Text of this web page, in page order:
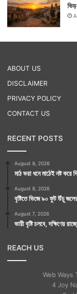
ABOUT US
DISCLAIMER
PRIVACY POLICY
CONTACT US
RECENT POSTS
August 8, 2026
মাঠ ভরা ধনে মাঠেই নষ্ট
August 8, 2026
বৃষ্টিতে ভিজে ৯০ ফুট উঁচু
August 7, 2026
ভারী বৃষ্টি চলবে, দক্ষিণের
REACH US
Web Ways
4 Joy